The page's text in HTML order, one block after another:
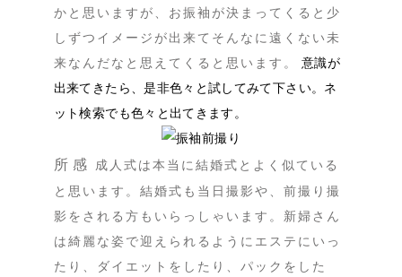
かと思いますが、お振袖が決まってくると少
しずつイメージが出来てそんなに遠くない未
来なんだなと思えてくると思います。
意識が
出来てきたら、是非色々と試してみて下さい。ネ
ット検索でも色々と出てきます。
所感
成人式は本当に結婚式とよく似ている
と思います。結婚式も当日撮影や、前撮り撮
影をされる方もいらっしゃいます。新婦さん
は綺麗な姿で迎えられるようにエステにいっ
たり、ダイエットをしたり、パックをした